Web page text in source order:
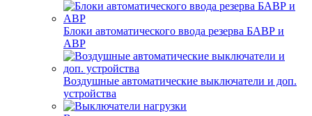
Блоки автоматического ввода резерва БАВР и
АВР
Воздушные автоматические выключатели и доп.
устройства